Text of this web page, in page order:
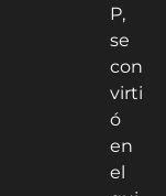
P,
se
con
virti
ó
en
el